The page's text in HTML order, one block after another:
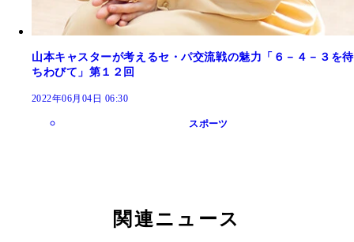
山本キャスターが考えるセ・パ交流戦の魅力「６－４－３を待
ちわびて」第１２回
2022年06月04日 06:30
スポーツ
関連ニュース